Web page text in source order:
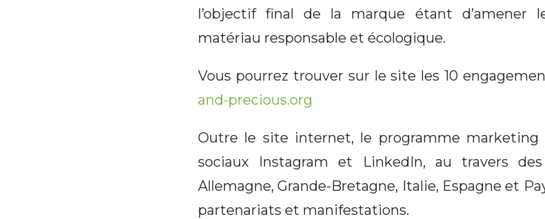
l’objectif final de la marque étant d’amener
matériau responsable et écologique.
Vous pourrez trouver sur le site les 10
and-precious.org
Outre le site internet, le programme marketing
sociaux Instagram et LinkedIn, au travers
Allemagne, Grande-Bretagne, Italie, Espagne et
partenariats et manifestations.